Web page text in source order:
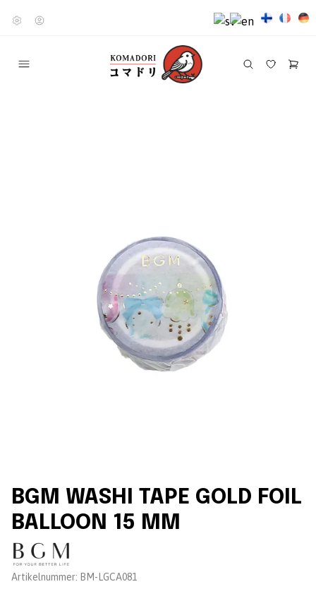
BGM WASHI TAPE GOLD FOIL
BALLOON 15 MM
Leverantör:
Artikelnummer: BM-LGCA081